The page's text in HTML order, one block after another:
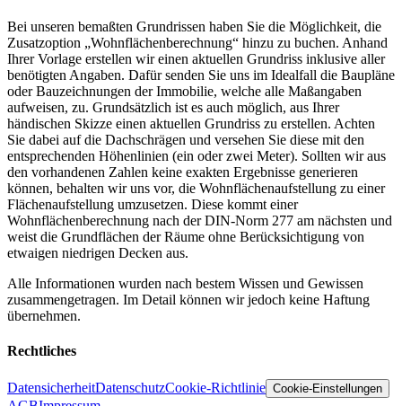
Bei unseren bemaßten Grundrissen haben Sie die Möglichkeit, die
Zusatzoption „Wohnflächenberechnung“ hinzu zu buchen. Anhand
Ihrer Vorlage erstellen wir einen aktuellen Grundriss inklusive aller
benötigten Angaben. Dafür senden Sie uns im Idealfall die Baupläne
oder Bauzeichnungen der Immobilie, welche alle Maßangaben
aufweisen, zu. Grundsätzlich ist es auch möglich, aus Ihrer
händischen Skizze einen aktuellen Grundriss zu erstellen. Achten
Sie dabei auf die Dachschrägen und versehen Sie diese mit den
entsprechenden Höhenlinien (ein oder zwei Meter). Sollten wir aus
den vorhandenen Zahlen keine exakten Ergebnisse generieren
können, behalten wir uns vor, die Wohnflächenaufstellung zu einer
Flächenaufstellung umzusetzen. Diese kommt einer
Wohnflächenberechnung nach der DIN-Norm 277 am nächsten und
weist die Grundflächen der Räume ohne Berücksichtigung von
etwaigen niedrigen Decken aus.
Alle Informationen wurden nach bestem Wissen und Gewissen
zusammengetragen. Im Detail können wir jedoch keine Haftung
übernehmen.
Rechtliches
DatensicherheitDatenschutzCookie-Richtlinie Cookie-Einstellungen